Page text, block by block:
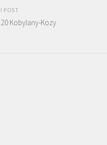
POST
Kobylany-Kozy